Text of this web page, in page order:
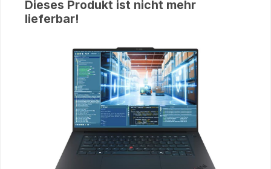
Dieses Produkt ist nicht mehr
lieferbar!
Bildergalerie überspringen